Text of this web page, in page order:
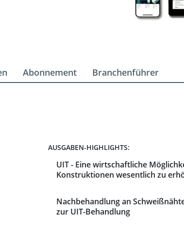
Abonnement Branchenführer
AUSGABEN-HIGHLIGHTS:
UIT - Eine wirtschaftliche
Konstruktionen wesentlich zu
Nachbehandlung an
zur UIT-Behandlung